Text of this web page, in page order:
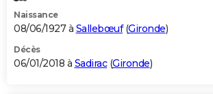
Naissance
08/06/1927 à Sallebœuf(Gironde)
Décès
06/01/2018 à Sadirac(Gironde)